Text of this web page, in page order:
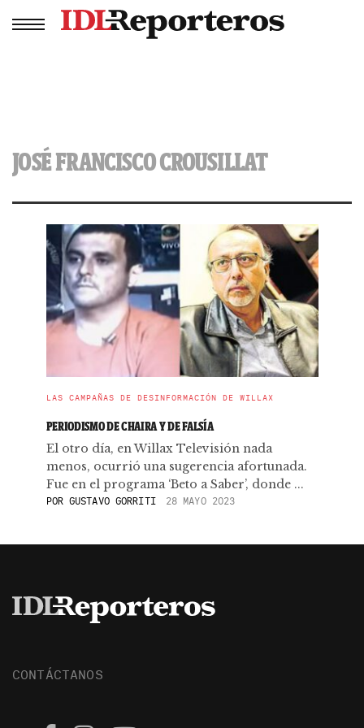
JOSÉ FRANCISCO CROUSILLAT
LAS CAMPAÑAS DE DESINFORMACIÓN DE WILLAX
PERIODISMO DE CHAIRA Y DE FALSÍA
El otro día, en Willax Televisión nada
menos, ocurrió una sugerencia afortunada.
Fue en el programa ‘Beto a Saber’, donde ...
POR GUSTAVO GORRITI 28 MAYO 2023
CONTÁCTANOS